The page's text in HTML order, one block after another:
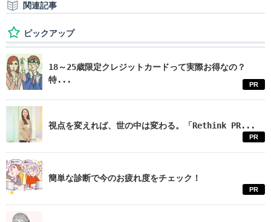
関連記事
ピックアップ
18～25歳限定クレジットカードって実際お得なの？
特...
PR
視点を変えれば、世の中は変わる。「Rethink PR...
PR
簡単な診断で今のお疲れ度をチェック！
PR